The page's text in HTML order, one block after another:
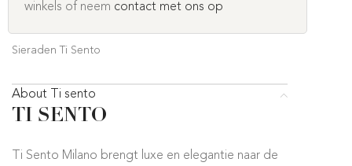
winkels of neem contact met ons op
Sieraden Ti Sento
About Ti sento
TI SENTO
Ti Sento Milano brengt luxe en elegantie naar de